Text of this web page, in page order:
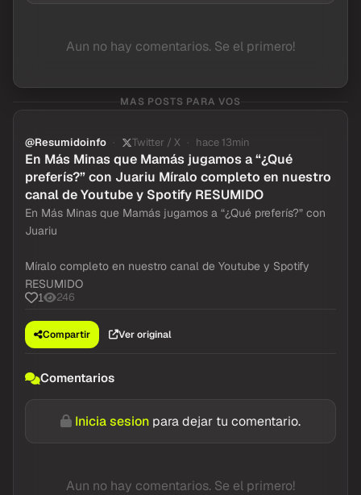
Aun no hay comentarios. Se el primero!
MAS POSTS PARA VOS
@Resumidoinfo Twitter / X hace 13min
En Más Minas que Mamás jugamos a “¿Qué
preferís?” con Juariu Míralo completo en nuestro
canal de Youtube y Spotify RESUMIDO
En Más Minas que Mamás jugamos a “¿Qué preferís?” con
Juariu
Míralo completo en nuestro canal de Youtube y Spotify
RESUMIDO
1 246
Compartir Ver original
Comentarios
Inicia sesion para dejar tu comentario.
Aun no hay comentarios. Se el primero!